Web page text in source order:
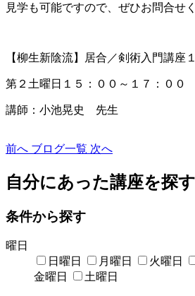
見学も可能ですので、ぜひお問合せ
【柳生新陰流】居合／剣術入門講座
第２土曜日１５：００～１７：００
講師：小池晃史 先生
前へ ブログ一覧 次へ
自分にあった講座を探す
条件から探す
曜日
日曜日
月曜日 火曜日
金曜日
土曜日